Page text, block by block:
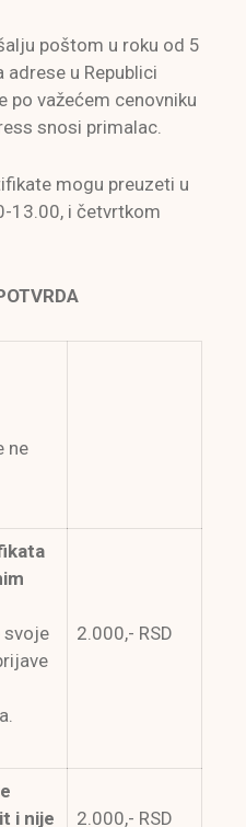
poštom u roku od 5
adrese u Republici
po važećem cenovniku
snosi primalac.
mogu preuzeti u
13.00, i četvrtkom
ne
svoje
2.000,- RSD
i nije
2.000,- RSD